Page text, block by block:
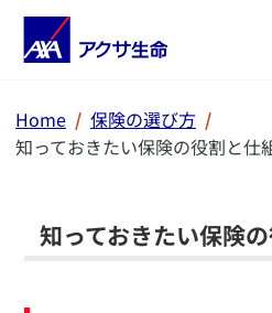
Home
保険の選び方
知っておきたい保険の役割と仕
知っておきたい保険